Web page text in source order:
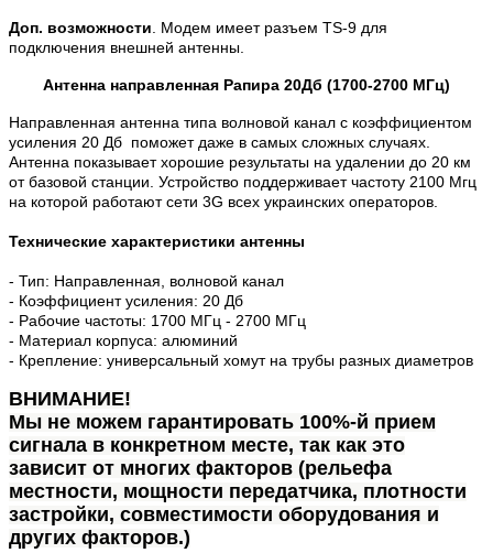
Доп. возможности . Модем имеет разъем TS-9 для
подключения внешней антенны.
Антенна направленная Рапира 20Дб (1700-2700 МГц)
Направленная антенна типа волновой канал с коэффициентом
усиления 20 Дб поможет даже в самых сложных случаях.
Антенна показывает хорошие результаты на удалении до 20 км
от базовой станции. Устройство поддерживает частоту 2100 Мгц
на которой работают сети 3G всех украинских операторов.
Технические характеристики антенны
- Тип: Направленная, волновой канал
- Коэффициент усиления: 20 Дб
- Рабочие частоты: 1700 МГц - 2700 МГц
- Материал корпуса: алюминий
- Крепление: универсальный хомут на трубы разных диаметров
ВНИМАНИЕ!
Мы не можем гарантировать 100%-й прием
сигнала в конкретном месте, так как это
зависит от многих факторов (рельефа
местности, мощности передатчика, плотности
застройки, совместимости оборудования и
других факторов.)